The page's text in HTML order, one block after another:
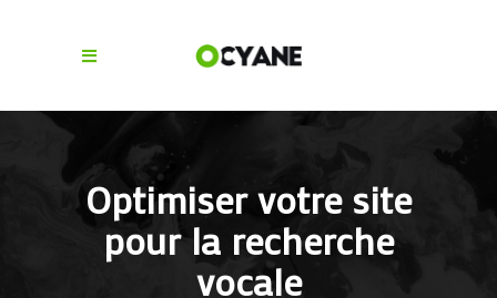
Optimiser votre site
pour la recherche
vocale